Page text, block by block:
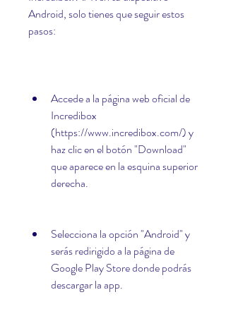
Android, solo tienes que seguir estos
pasos:
Accede a la página web oficial de
Incredibox
(https://www.incredibox.com/) y
haz clic en el botón "Download"
que aparece en la esquina superior
derecha.
Selecciona la opción "Android" y
serás redirigido a la página de
Google Play Store donde podrás
descargar la app.